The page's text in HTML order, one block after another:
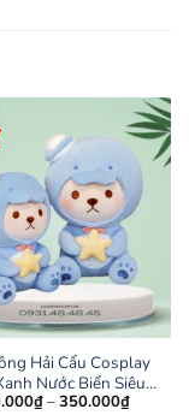
Hải Cẩu Cosplay
Nước Biển Siêu
Xinh 2 Size
₫–350.000₫Khoảng